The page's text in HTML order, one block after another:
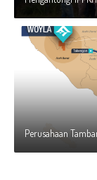
Perusahaan